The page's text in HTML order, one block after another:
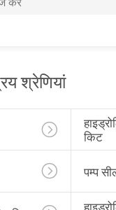
सील
श्रेणियां
किट
पम्प